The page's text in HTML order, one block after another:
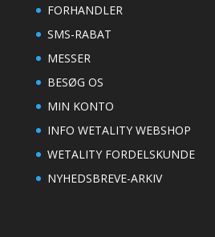
FORHANDLER
SMS-RABAT
MESSER
BESØG OS
MIN KONTO
INFO WETALITY WEBSHOP
WETALITY FORDELSKUNDE
NYHEDSBREVE-ARKIV